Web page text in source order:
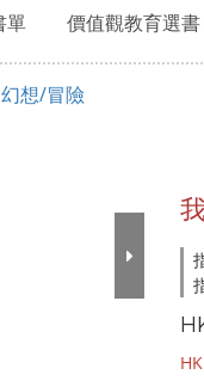
單 價值觀教育選書
幻想/冒險